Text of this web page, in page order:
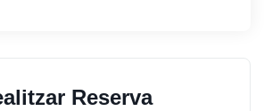
Reserva